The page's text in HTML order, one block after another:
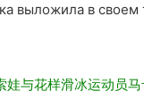
выложила в
与花样滑冰运动员